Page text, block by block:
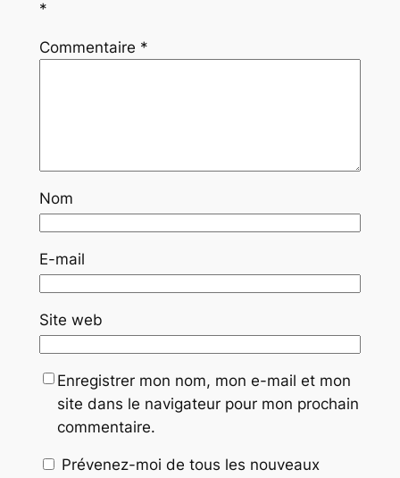
*
Commentaire *
Nom
E-mail
Site web
Enregistrer mon nom, mon e-mail et mon
site dans le navigateur pour mon prochain
commentaire.
Prévenez-moi de tous les nouveaux